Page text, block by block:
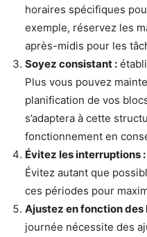
horaires spécifiques
exemple, réservez les
après-midis pour les
Soyez consistant :
Plus vous pouvez
planification de vos
s’adaptera à cette
fonctionnement en
Évitez les interruptions :
Évitez autant que
ces périodes pour
Ajustez en fonction des
journée nécessite des